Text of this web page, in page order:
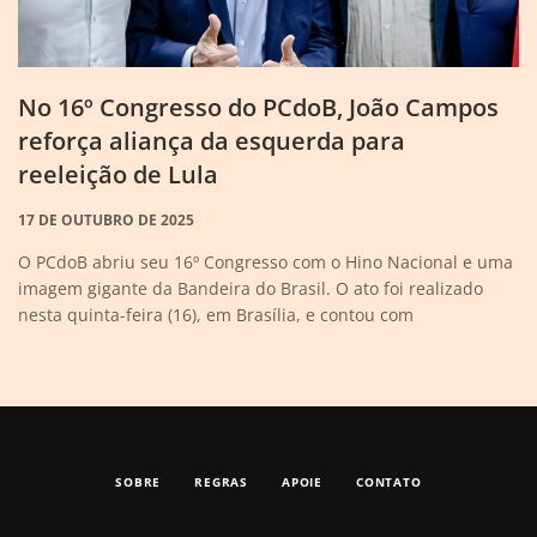
No 16º Congresso do PCdoB, João Campos
reforça aliança da esquerda para
reeleição de Lula
17 DE OUTUBRO DE 2025
O PCdoB abriu seu 16º Congresso com o Hino Nacional e uma
imagem gigante da Bandeira do Brasil. O ato foi realizado
nesta quinta-feira (16), em Brasília, e contou com
SOBRE REGRAS APOIE CONTATO